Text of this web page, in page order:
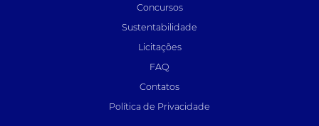
Concursos
Sustentabilidade
Licitações
FAQ
Contatos
Política de Privacidade